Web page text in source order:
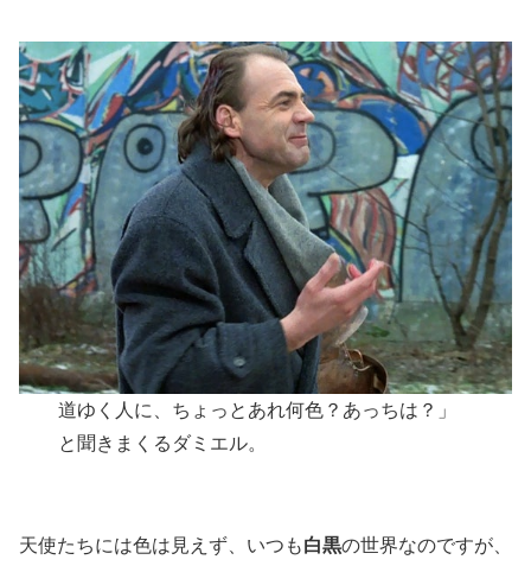
道ゆく人に、ちょっとあれ何色？あっちは？」
と聞きまくるダミエル。
天使たちには色は見えず、いつも白黒の世界なのですが、